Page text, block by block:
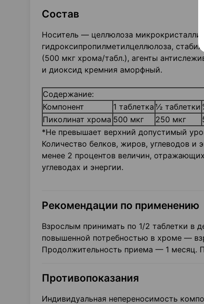
Состав
Носитель — целлюлоза
гидроксипропилметилцеллюлоза,
(500 мкг хрома/табл.), агенты
и диоксид кремния аморфный.
Содержание:
Компонент
1 таблетка ½ таблетки
Пиколинат хрома 500 мкг 250 мкг
*Не превышает верхний допустимый
Количество белков, жиров, углеводов и
менее 2 процентов величин,
углеводах и энергии.
Рекомендации по применению
Взрослым принимать по 1/2 таблетки в
повышенной потребностью в хроме —
Продолжительность приема — 1 месяц.
Противопоказания
Индивидуальная непереносимость